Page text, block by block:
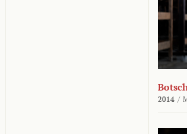
2014 /